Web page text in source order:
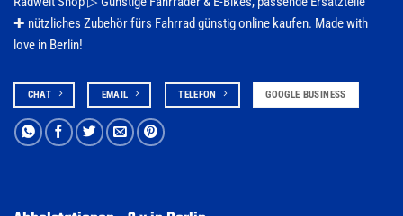
✚ nützliches Zubehör fürs Fahrrad günstig online kaufen. Made with
love in Berlin!
CHAT EMAIL TELEFON GOOGLE BUSINESS